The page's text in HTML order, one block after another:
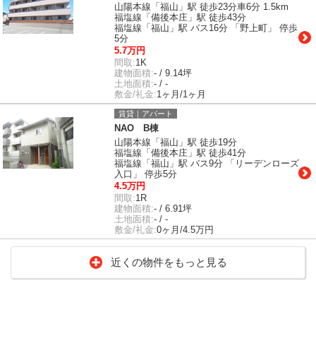
山陽本線「福山」駅 徒歩23分車6分 1.5km
福塩線「備後本庄」駅 徒歩43分
福塩線「福山」駅 バス16分 「野上町」 停歩
5分
5.7万円
間取:1K
建物面積:- / 9.14坪
土地面積:- / -
敷金/礼金:1ヶ月/1ヶ月
賃貸｜アパート
NAO B棟
山陽本線「福山」駅 徒歩19分
福塩線「備後本庄」駅 徒歩41分
福塩線「福山」駅 バス9分 「リーデンローズ
入口」 停歩5分
4.5万円
間取:1R
建物面積:- / 6.91坪
土地面積:- / -
敷金/礼金:0ヶ月/4.5万円
近くの物件をもっと見る